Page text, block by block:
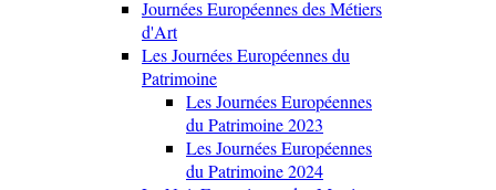
Journées Européennes des Métiers
d'Art
Les Journées Européennes du
Patrimoine
Les Journées Européennes
du Patrimoine 2023
Les Journées Européennes
du Patrimoine 2024